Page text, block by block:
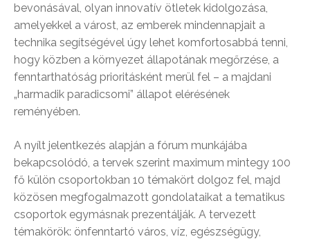
bevonásával, olyan innovatív ötletek kidolgozása,
amelyekkel a várost, az emberek mindennapjait a
technika segítségével úgy lehet komfortosabbá tenni,
hogy közben a környezet állapotának megőrzése, a
fenntarthatóság prioritásként merül fel – a majdani
„harmadik paradicsomi” állapot elérésének
reményében.
A nyílt jelentkezés alapján a fórum munkájába
bekapcsolódó, a tervek szerint maximum mintegy 100
fő külön csoportokban 10 témakört dolgoz fel, majd
közösen megfogalmazott gondolataikat a tematikus
csoportok egymásnak prezentálják. A tervezett
témakörök: önfenntartó város, víz, egészségügy,